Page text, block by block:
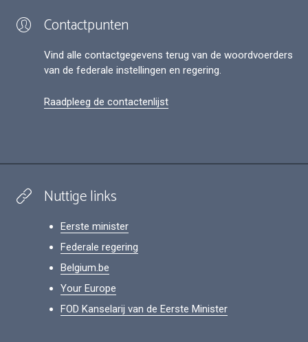
Contactpunten
Vind alle contactgegevens terug van de woordvoerders
van de federale instellingen en regering.
Raadpleeg de contactenlijst
Nuttige links
Eerste minister
Federale regering
Belgium.be
Your Europe
FOD Kanselarij van de Eerste Minister